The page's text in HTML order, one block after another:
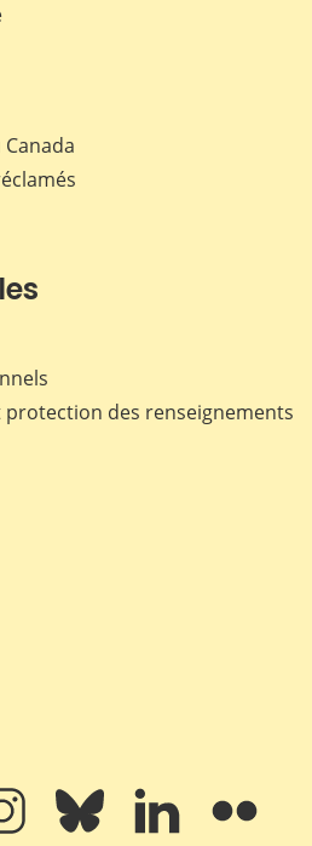
protection des renseignements